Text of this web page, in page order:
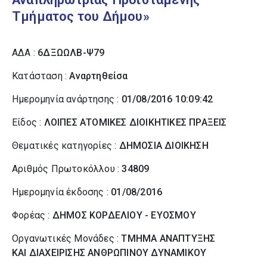
Τμήματος του Δήμου»
ΑΔΑ : 6ΔΞΩΩΛΒ-Ψ79
Κατάσταση :Αναρτηθείσα
Ημερομηνία ανάρτησης : 01/08/2016 10:09:42
Είδος : ΛΟΙΠΕΣ ΑΤΟΜΙΚΕΣ ΔΙΟΙΚΗΤΙΚΕΣ ΠΡΑΞΕΙΣ
Θεματικές κατηγορίες : ΔΗΜΟΣΙΑ ΔΙΟΙΚΗΣΗ
Αριθμός Πρωτοκόλλου :34809
Ημερομηνία έκδοσης : 01/08/2016
Φορέας : ΔΗΜΟΣ ΚΟΡΔΕΛΙΟΥ - ΕΥΟΣΜΟΥ
Οργανωτικές Μονάδες :ΤΜΗΜΑ ΑΝΑΠΤΥΞΗΣ
ΚΑΙ ΔΙΑΧΕΙΡΙΣΗΣ ΑΝΘΡΩΠΙΝΟΥ ΔΥΝΑΜΙΚΟΥ